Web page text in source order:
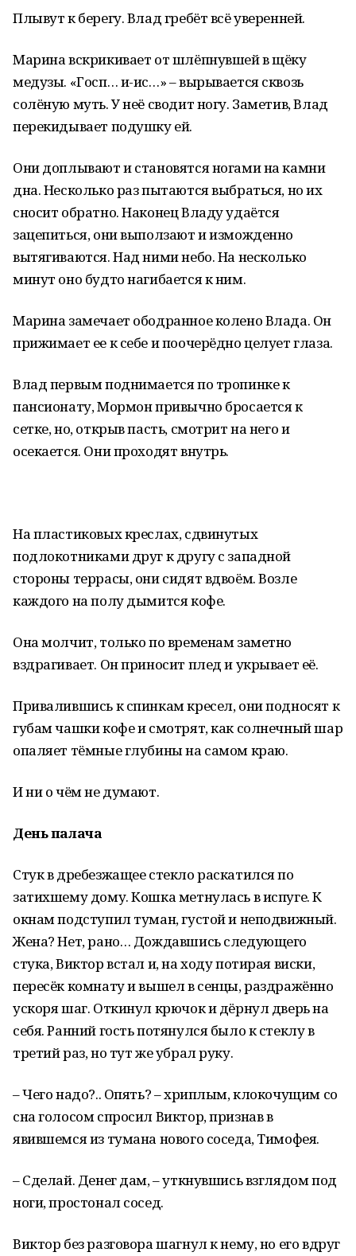
Плывут к берегу. Влад гребёт всё уверенней.
Марина вскрикивает от шлёпнувшей в щёку
медузы. «Госп… и-ис…» – вырывается сквозь
солёную муть. У неё сводит ногу. Заметив, Влад
перекидывает подушку ей.
Они доплывают и становятся ногами на камни
дна. Несколько раз пытаются выбраться, но их
сносит обратно. Наконец Владу удаётся
зацепиться, они выползают и изможденно
вытягиваются. Над ними небо. На несколько
минут оно будто нагибается к ним.
Марина замечает ободранное колено Влада. Он
прижимает ее к себе и поочерёдно целует глаза.
Влад первым поднимается по тропинке к
пансионату, Мормон привычно бросается к
сетке, но, открыв пасть, смотрит на него и
осекается. Они проходят внутрь.
На пластиковых креслах, сдвинутых
подлокотниками друг к другу с западной
стороны террасы, они сидят вдвоём. Возле
каждого на полу дымится кофе.
Она молчит, только по временам заметно
вздрагивает. Он приносит плед и укрывает её.
Привалившись к спинкам кресел, они подносят к
губам чашки кофе и смотрят, как солнечный шар
опаляет тёмные глубины на самом краю.
И ни о чём не думают.
День палача
Стук в дребезжащее стекло раскатился по
затихшему дому. Кошка метнулась в испуге. К
окнам подступил туман, густой и неподвижный.
Жена? Нет, рано… Дождавшись следующего
стука, Виктор встал и, на ходу потирая виски,
пересёк комнату и вышел в сенцы, раздражённо
ускоря шаг. Откинул крючок и дёрнул дверь на
себя. Ранний гость потянулся было к стеклу в
третий раз, но тут же убрал руку.
– Чего надо?.. Опять? – хриплым, клокочущим со
сна голосом спросил Виктор, признав в
явившемся из тумана нового соседа, Тимофея.
– Сделай. Денег дам, – уткнувшись взглядом под
ноги, простонал сосед.
Виктор без разговора шагнул к нему, но его вдруг